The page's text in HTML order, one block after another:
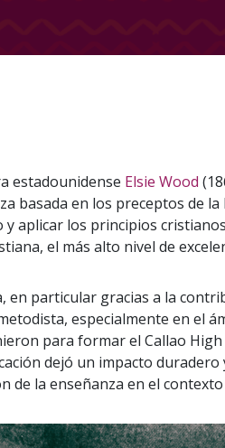
estadounidense Elsie Wood
basada en los preceptos de
aplicar los principios
el más alto nivel de
en particular gracias a la
especialmente en el
para formar el Callao
dejó un impacto
de la enseñanza en el